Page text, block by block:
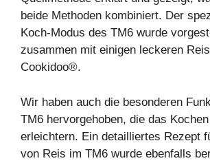
beide Methoden kombiniert. Der
Koch-Modus des TM6 wurde
zusammen mit einigen leckeren
Cookidoo®.
Wir haben auch die besonderen
TM6 hervorgehoben, die das
erleichtern. Ein detailliertes Rezept
von Reis im TM6 wurde ebenfalls